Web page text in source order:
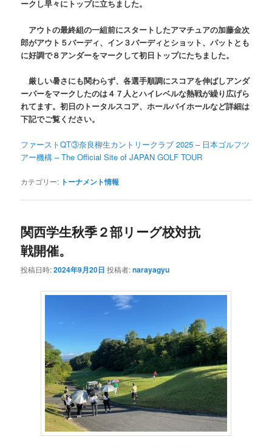
ークし早々にトップに立ちました。
アウトの最終組の一組前にスタートしたアマチュアの加藤金次
郎がアウト５バーディ、イン３バーディとショット、パットとも
に好調で８アンダーをマークして初日トップにたちました。
厳しい暑さにも関わらず、各選手順調にスコアを伸ばしアンダ
ーパーをマークしたのは４７人とハイレベルな熱戦が繰り広げら
れてます。初日のトータルスコア、ホールバイホールなど詳細は
下記でご覧ください。
ファーストQT③奈良柳生カントリークラブ 2025 – 日本ゴルフツ
アー機構 – The Official Site of JAPAN GOLF TOUR
カテゴリー: トーナメント情報
関西学生秋季２部リーグ校対抗
戦開催。
投稿日時:2024年9月20日 投稿者:narayagyu